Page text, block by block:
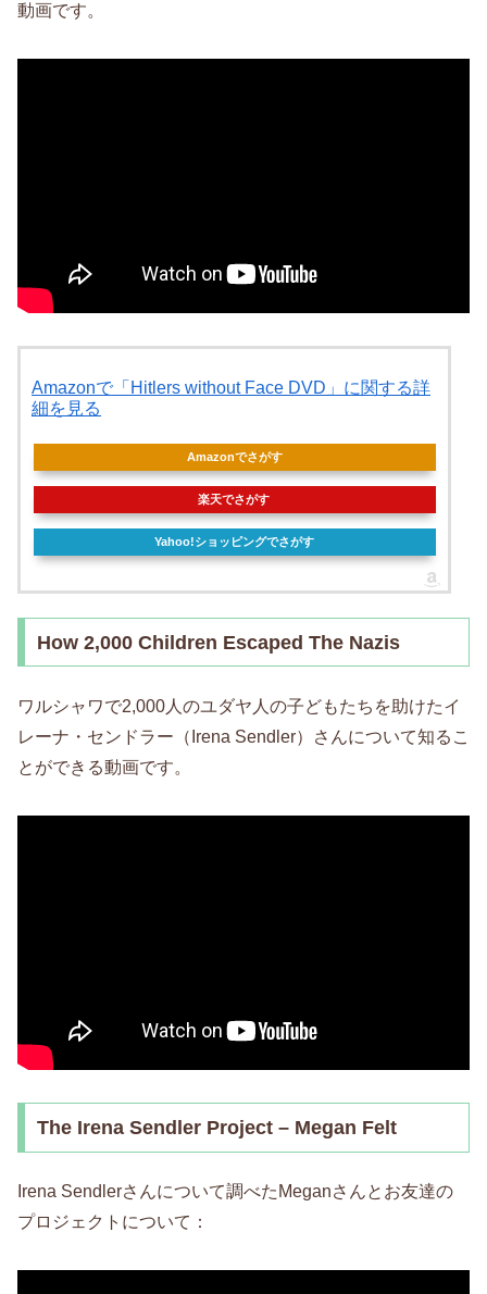
動画です。
Amazonで「Hitlers without Face DVD」に関する詳
細を見る
Amazonでさがす
楽天でさがす
Yahoo!ショッピングでさがす
How 2,000 Children Escaped The Nazis
ワルシャワで2,000人のユダヤ人の子どもたちを助けたイ
レーナ・センドラー（Irena Sendler）さんについて知るこ
とができる動画です。
The Irena Sendler Project – Megan Felt
Irena Sendlerさんについて調べたMeganさんとお友達の
プロジェクトについて：